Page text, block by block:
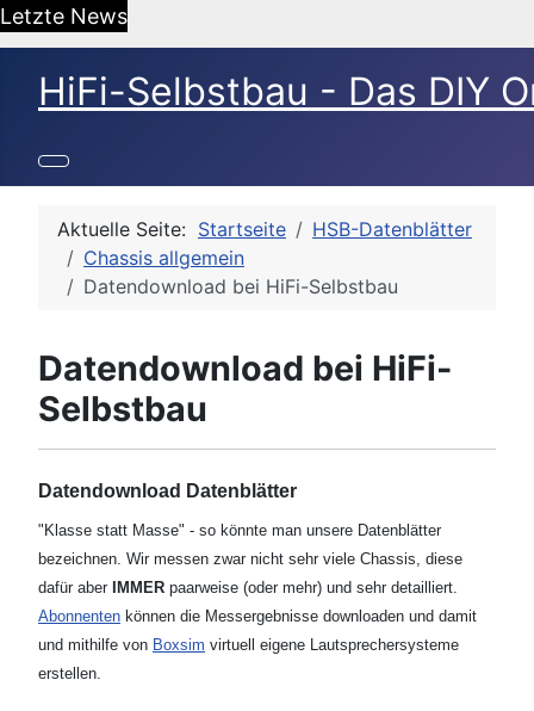
Letzte News
HiFi-Selbstbau - Das DIY
Aktuelle Seite: Startseite
HSB-Datenblätter
Chassis allgemein
Datendownload bei HiFi-Selbstbau
Datendownload bei HiFi-
Selbstbau
Datendownload Datenblätter
"Klasse statt Masse" - so könnte man unsere Datenblätter
bezeichnen. Wir messen zwar nicht sehr viele Chassis, diese
dafür aber
IMMER paarweise (oder mehr) und sehr detailliert.
Abonnenten können die Messergebnisse downloaden und damit
und mithilfe von Boxsim virtuell eigene Lautsprechersysteme
erstellen.